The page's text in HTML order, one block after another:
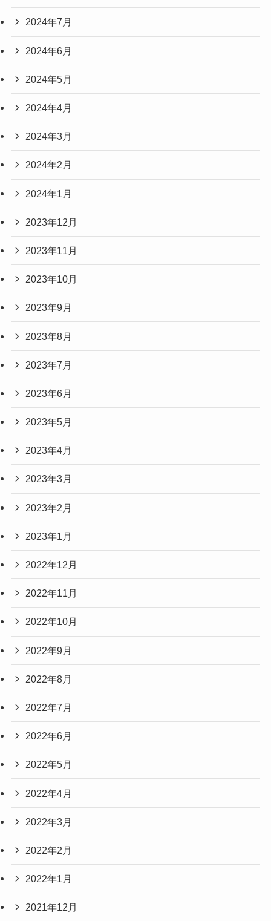
2024年7月
2024年6月
2024年5月
2024年4月
2024年3月
2024年2月
2024年1月
2023年12月
2023年11月
2023年10月
2023年9月
2023年8月
2023年7月
2023年6月
2023年5月
2023年4月
2023年3月
2023年2月
2023年1月
2022年12月
2022年11月
2022年10月
2022年9月
2022年8月
2022年7月
2022年6月
2022年5月
2022年4月
2022年3月
2022年2月
2022年1月
2021年12月